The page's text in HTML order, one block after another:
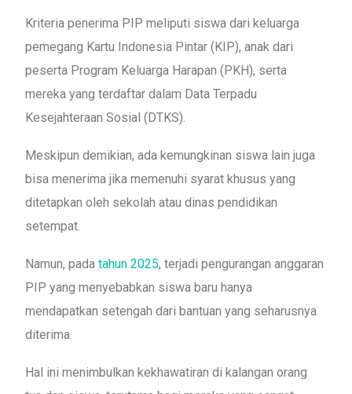
Kriteria penerima PIP meliputi siswa dari keluarga
pemegang Kartu Indonesia Pintar (KIP), anak dari
peserta Program Keluarga Harapan (PKH), serta
mereka yang terdaftar dalam Data Terpadu
Kesejahteraan Sosial (DTKS).
Meskipun demikian, ada kemungkinan siswa lain juga
bisa menerima jika memenuhi syarat khusus yang
ditetapkan oleh sekolah atau dinas pendidikan
setempat.
Namun, pada tahun 2025, terjadi pengurangan anggaran
PIP yang menyebabkan siswa baru hanya
mendapatkan setengah dari bantuan yang seharusnya
diterima.
Hal ini menimbulkan kekhawatiran di kalangan orang